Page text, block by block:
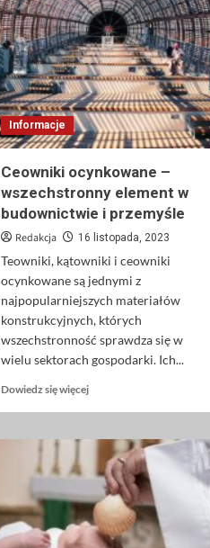
sklep,
który
stosuje
cenówki
sklepowe?
Informacje
Ceowniki ocynkowane –
wszechstronny element w
budownictwie i przemyśle
Redakcja 16 listopada, 2023
Teowniki, kątowniki i ceowniki
ocynkowane są jednymi z
najpopularniejszych materiałów
konstrukcyjnych, których
wszechstronność sprawdza się w
wielu sektorach gospodarki. Ich...
Dowiedz się więcejDowiedz
Ceowniki
ocynkowane
wszechstronny
element